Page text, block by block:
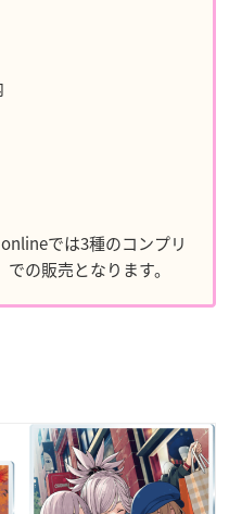
では3種のコンプリ
の販売となります。